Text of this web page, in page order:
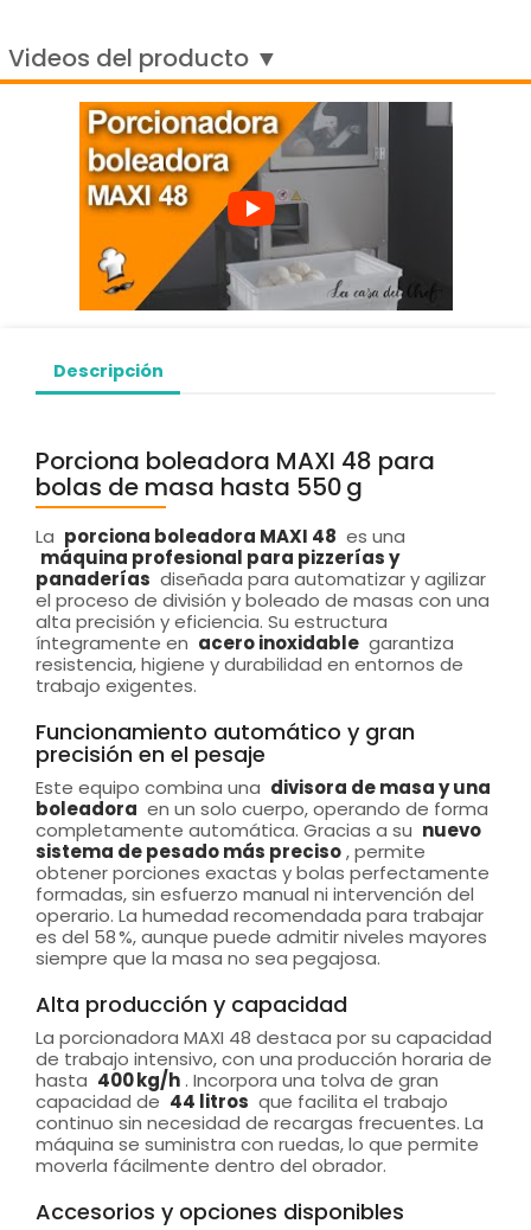
Videos del producto ▼
Descripción
Porciona boleadora MAXI 48 para
bolas de masa hasta 550 g
La porciona boleadora MAXI 48 es una
máquina profesional para pizzerías y
panaderías diseñada para automatizar y agilizar
el proceso de división y boleado de masas con una
alta precisión y eficiencia. Su estructura
íntegramente en acero inoxidable garantiza
resistencia, higiene y durabilidad en entornos de
trabajo exigentes.
Funcionamiento automático y gran
precisión en el pesaje
Este equipo combina una divisora de masa y una
boleadora en un solo cuerpo, operando de forma
completamente automática. Gracias a su nuevo
sistema de pesado más preciso, permite
obtener porciones exactas y bolas perfectamente
formadas, sin esfuerzo manual ni intervención del
operario. La humedad recomendada para trabajar
es del 58 %, aunque puede admitir niveles mayores
siempre que la masa no sea pegajosa.
Alta producción y capacidad
La porcionadora MAXI 48 destaca por su capacidad
de trabajo intensivo, con una producción horaria de
hasta 400 kg/h . Incorpora una tolva de gran
capacidad de 44 litros que facilita el trabajo
continuo sin necesidad de recargas frecuentes. La
máquina se suministra con ruedas, lo que permite
moverla fácilmente dentro del obrador.
Accesorios y opciones disponibles